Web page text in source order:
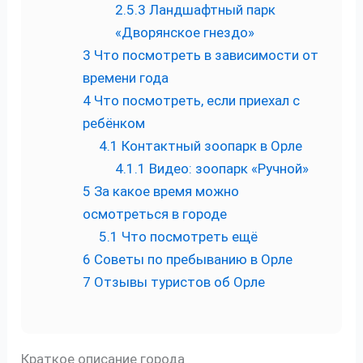
2.5.3 Ландшафтный парк
«Дворянское гнездо»
3 Что посмотреть в зависимости от
времени года
4 Что посмотреть, если приехал с
ребёнком
4.1 Контактный зоопарк в Орле
4.1.1 Видео: зоопарк «Ручной»
5 За какое время можно
осмотреться в городе
5.1 Что посмотреть ещё
6 Советы по пребыванию в Орле
7 Отзывы туристов об Орле
Краткое описание города